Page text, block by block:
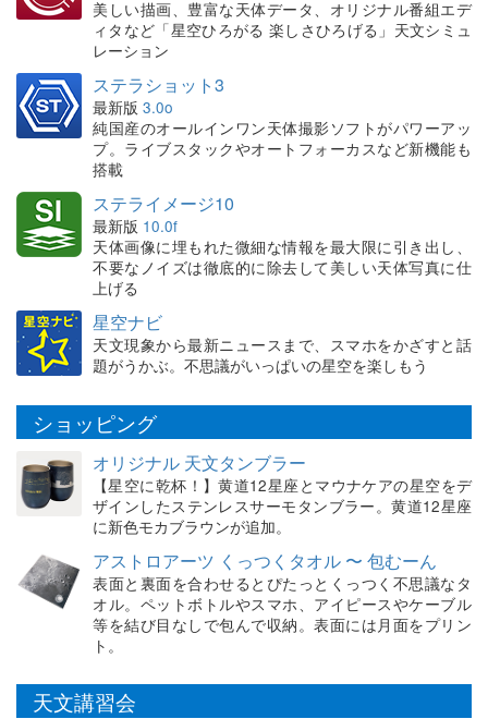
美しい描画、豊富な天体データ、オリジナル番組エデ
ィタなど「星空ひろがる 楽しさひろげる」天文シミュ
レーション
ステラショット3
最新版 3.0o
純国産のオールインワン天体撮影ソフトがパワーアッ
プ。ライブスタックやオートフォーカスなど新機能も
搭載
ステライメージ10
最新版 10.0f
天体画像に埋もれた微細な情報を最大限に引き出し、
不要なノイズは徹底的に除去して美しい天体写真に仕
上げる
星空ナビ
天文現象から最新ニュースまで、スマホをかざすと話
題がうかぶ。不思議がいっぱいの星空を楽しもう
ショッピング
オリジナル 天文タンブラー
【星空に乾杯！】黄道12星座とマウナケアの星空をデ
ザインしたステンレスサーモタンブラー。黄道12星座
に新色モカブラウンが追加。
アストロアーツ くっつくタオル 〜 包むーん
表面と裏面を合わせるとぴたっとくっつく不思議なタ
オル。ペットボトルやスマホ、アイピースやケーブル
等を結び目なしで包んで収納。表面には月面をプリン
ト。
天文講習会